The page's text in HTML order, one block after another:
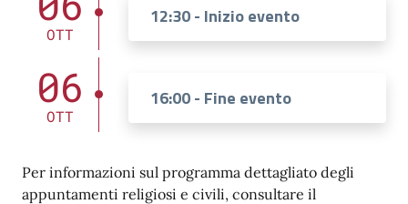
OTT
12:30 - Inizio evento
06
OTT
16:00 - Fine evento
Per informazioni sul programma dettagliato degli
appuntamenti religiosi e civili, consultare il